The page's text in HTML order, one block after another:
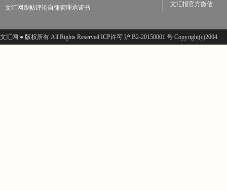
文汇网跟帖评论自律管理承诺书
文汇报官方微信
文汇网 ● 版权所有 All Rights Reserved ICP许可 沪 B2-20150001 号 Copyright(c)2004